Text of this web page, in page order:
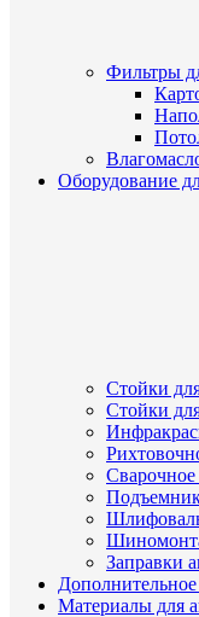
Фильтры
Оборудование
Стойки
Стойки
Сварочное
Заправки
Материалы для